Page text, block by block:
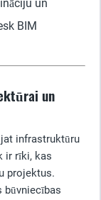
un
BIM
un
infrastruktūru
ir rīki, kas
projektus.
būvniecības